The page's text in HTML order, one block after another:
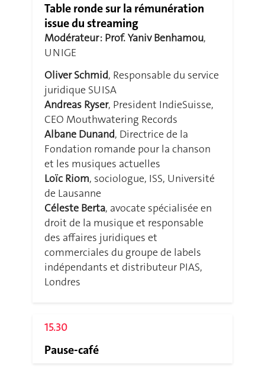
Table ronde sur la rémunération
issue du streaming
Modérateur : Prof. Yaniv Benhamou,
UNIGE
Oliver Schmid, Responsable du service
juridique SUISA
Andreas Ryser, President IndieSuisse,
CEO Mouthwatering Records
Albane Dunand, Directrice de la
Fondation romande pour la chanson
et les musiques actuelles
Loïc Riom, sociologue, ISS, Université
de Lausanne
Céleste Berta, avocate spécialisée en
droit de la musique et responsable
des affaires juridiques et
commerciales du groupe de labels
indépendants et distributeur PIAS,
Londres
15.30
Pause-café